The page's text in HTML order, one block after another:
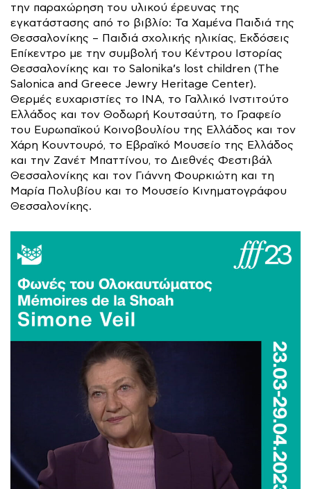
την παραχώρηση του υλικού έρευνας της
εγκατάστασης από το βιβλίο: Τα Χαμένα Παιδιά της
Θεσσαλονίκης – Παιδιά σχολικής ηλικίας, Eκδόσεις
Επίκεντρο με την συμβολή του Κέντρου Ιστορίας
Θεσσαλονίκης και το Salonika’s lost children (The
Salonica and Greece Jewry Heritage Center).
Θερμές ευχαριστίες το ΙΝΑ, το Γαλλικό Ινστιτούτο
Ελλάδος και τον Θοδωρή Κουτσαύτη, το Γραφείο
του Ευρωπαϊκού Κοινοβουλίου της Ελλάδος και τον
Χάρη Κουντουρό, το Εβραϊκό Μουσείο της Ελλάδος
και την Ζανέτ Μπαττίνου, το Διεθνές Φεστιβάλ
Θεσσαλονίκης και τον Γιάννη Φουρκιώτη και τη
Μαρία Πολυβίου και το Μουσείο Κινηματογράφου
Θεσσαλονίκης.